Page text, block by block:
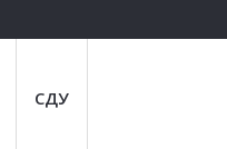
СДУ